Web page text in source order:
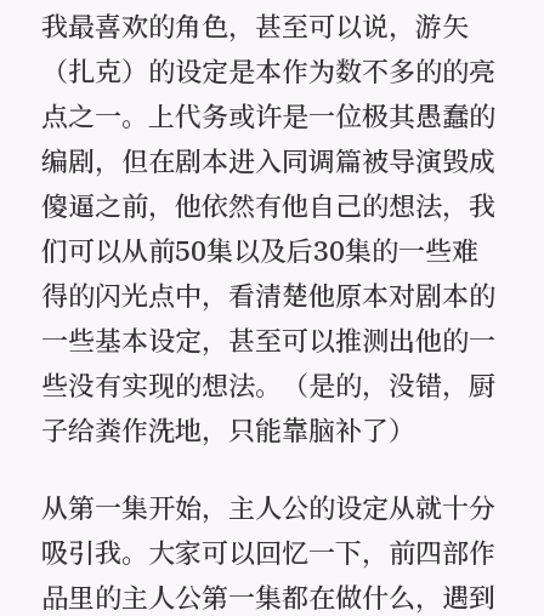
我最喜欢的角色，甚至可以说，游矢
（扎克）的设定是本作为数不多的的亮
点之一。上代务或许是一位极其愚蠢的
编剧，但在剧本进入同调篇被导演毁成
傻逼之前，他依然有他自己的想法，我
们可以从前50集以及后30集的一些难
得的闪光点中，看清楚他原本对剧本的
一些基本设定，甚至可以推测出他的一
些没有实现的想法。（是的，没错，厨
子给粪作洗地，只能靠脑补了）
从第一集开始，主人公的设定从就十分
吸引我。大家可以回忆一下，前四部作
品里的主人公第一集都在做什么，遇到